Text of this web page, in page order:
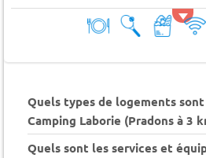
Quels types de logements sont
Camping Laborie (Pradons à 3
Quels sont les services et